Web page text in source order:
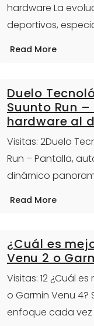
hardware La
deportivos,
Read More
Duelo
Suunto Run
hardware al
Visitas: 2Duelo
Run – Pantalla,
dinámico
Read More
¿Cuál es
Venu 2 o
Visitas: 12 ¿Cuál
o Garmin Venu 4?
enfoque cada